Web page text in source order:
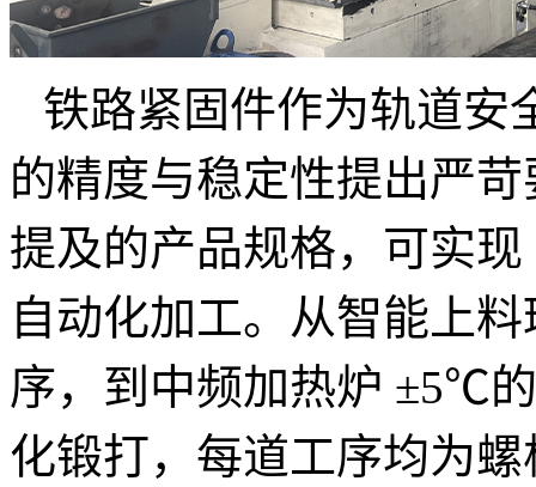
铁路紧固件作为轨道安
的精度与稳定性提出严
提及的产品规格，可实
自动化加工。从智能上
序，到中频加热炉 ±5℃
化锻打，每道工序均为